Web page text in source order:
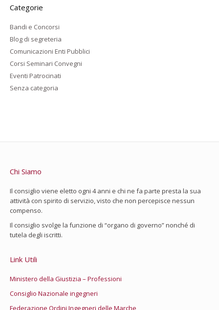
Categorie
Bandi e Concorsi
Blog di segreteria
Comunicazioni Enti Pubblici
Corsi Seminari Convegni
Eventi Patrocinati
Senza categoria
Chi Siamo
Il consiglio viene eletto ogni 4 anni e chi ne fa parte presta la sua
attività con spirito di servizio, visto che non percepisce nessun
compenso.
Il consiglio svolge la funzione di “organo di governo” nonché di
tutela degli iscritti.
Link Utili
Ministero della Giustizia – Professioni
Consiglio Nazionale ingegneri
Federazione Ordini Ingegneri delle Marche